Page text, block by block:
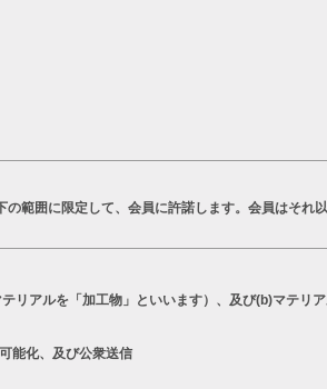
範囲に限定して、会員に許諾します。会員はそれ
アルを「加工物」といいます）、及び(b)マテリ
能化、及び公衆送信